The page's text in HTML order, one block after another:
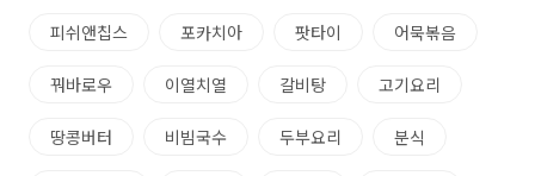
피쉬앤칩스 포카치아 팟타이 어묵볶음
꿔바로우 이열치열 갈비탕 고기요리
땅콩버터 비빔국수 두부요리 분식